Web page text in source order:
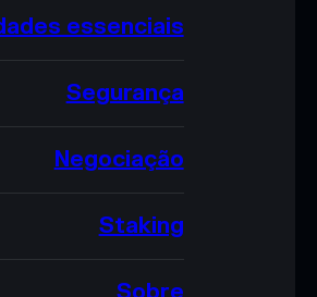
essenciais
Segurança
Negociação
Staking